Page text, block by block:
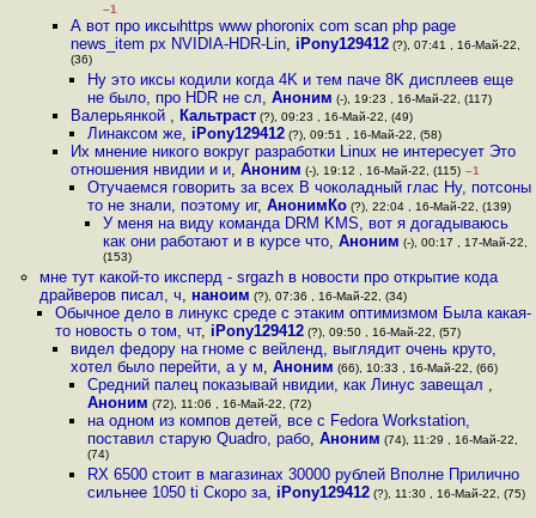
–1
А вот про иксыhttps www phoronix com scan php page
news_item px NVIDIA-HDR-Lin, iPony129412 (?), 07:41 , 16-Май-22,
(36)
Ну это иксы кодили когда 4K и тем паче 8K дисплеев еще
не было, про HDR не сл, Аноним (-), 19:23 , 16-Май-22, (117)
Валерьянкой , Кальтраст (?), 09:23 , 16-Май-22, (49)
Линаксом же, iPony129412(?), 09:51 , 16-Май-22, (58)
Их мнение никого вокруг разработки Linux не интересует Это
отношения нвидии и и,Аноним (-), 19:12 , 16-Май-22, (115) –1
Отучаемся говорить за всех В чоколадный глас Ну, потсоны
то не знали, поэтому иг, АнонимКо(?), 22:04 , 16-Май-22, (139)
У меня на виду команда DRM KMS, вот я догадываюсь
как они работают и в курсе что, Аноним (-), 00:17 , 17-Май-22,
(153)
мне тут какой-то иксперд - srgazh в новости про открытие кода
драйверов писал, ч, наноим (?), 07:36 , 16-Май-22, (34)
Обычное дело в линукс среде с этаким оптимизмом Была какая-
то новость о том, чт, iPony129412(?), 09:50 , 16-Май-22, (57)
видел федору на гноме с вейленд, выглядит очень круто,
хотел было перейти, а у м,Аноним (66), 10:33 , 16-Май-22, (66)
Средний палец показывай нвидии, как Линус завещал ,
Аноним (72), 11:06 , 16-Май-22, (72)
на одном из компов детей, все с Fedora Workstation,
поставил старую Quadro, рабо, Аноним (74), 11:29 , 16-Май-22,
(74)
RX 6500 стоит в магазинах 30000 рублей Вполне Прилично
сильнее 1050 ti Скоро за, iPony129412(?), 11:30 , 16-Май-22, (75)